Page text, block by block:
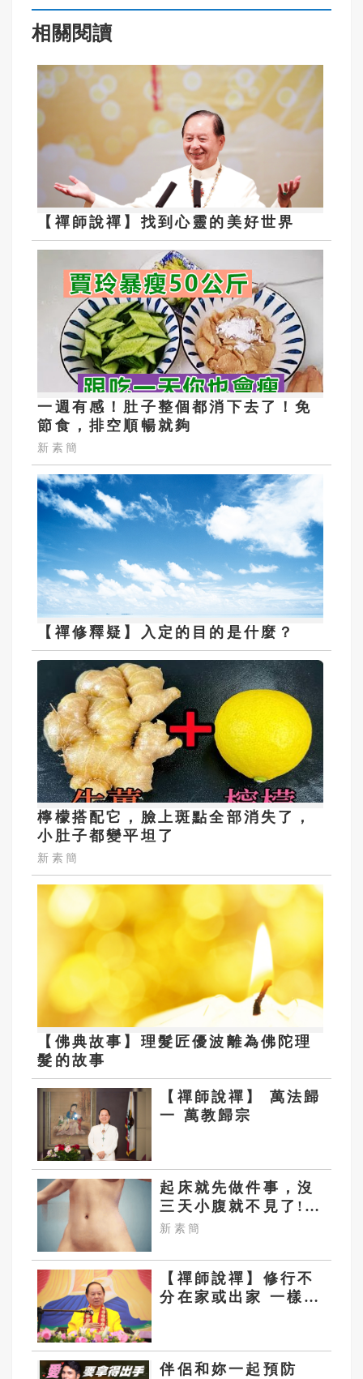
相關閱讀
【禪師說禪】找到心靈的美好世界
一週有感！肚子整個都消下去了！免
節食，排空順暢就夠
新素簡
【禪修釋疑】入定的目的是什麼？
檸檬搭配它，臉上斑點全部消失了，
小肚子都變平坦了
新素簡
【佛典故事】理髮匠優波離為佛陀理
髮的故事
【禪師說禪】 萬法歸
一 萬教歸宗
起床就先做件事，沒
三天小腹就不見了!
肚子一天天變小！
新素簡
【禪師說禪】修行不
分在家或出家 一樣可
伴侶和妳一起預防